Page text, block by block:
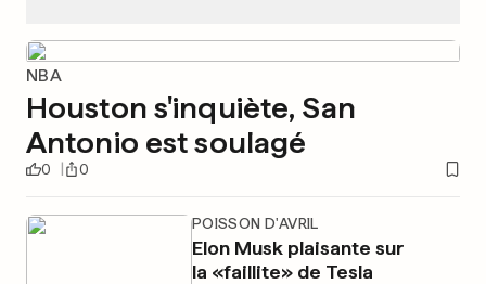
NBA
Houston s'inquiète, San
Antonio est soulagé
0 0
POISSON D'AVRIL
Elon Musk plaisante sur
la «faillite» de Tesla